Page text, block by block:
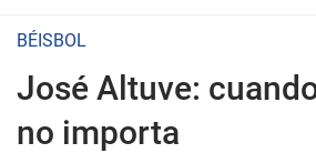
BÉISBOL
José Altuve:
no importa